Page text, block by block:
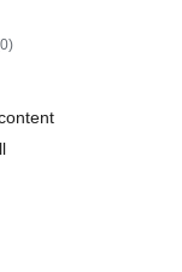
કુલ
રેટિંગ્સ
)